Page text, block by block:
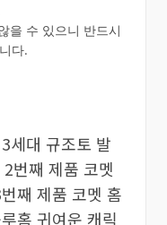
을 수 있으니 반드시
다.
세대 규조토 발
번째 제품 코멧
째 제품 코멧 홈
홈 귀여운 캐릭